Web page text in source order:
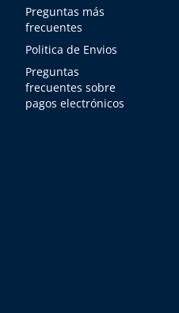
Preguntas más
frecuentes
Politica de Envios
Preguntas
frecuentes sobre
pagos electrónicos